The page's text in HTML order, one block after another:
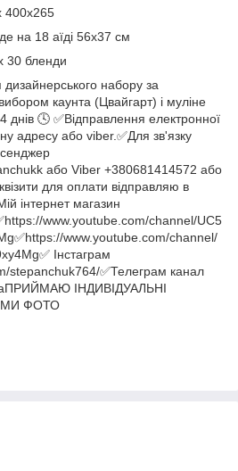
400х265
на 18 аїді 56х37 см
30 бленди
набору за
каунта (Цвайгарт) і муліне
🕓 ✅Відправлення електронної
адресу або viber.✅Для зв'язку
або Viber +380681414572 або
для оплати відправляю в
інтернет магазин
www.youtube.com/channel/UC5
www.youtube.com/channel/
Інстаграм
stepanchuk764/✅Телеграм канал
ІНДИВІДУАЛЬНІ
ФОТО